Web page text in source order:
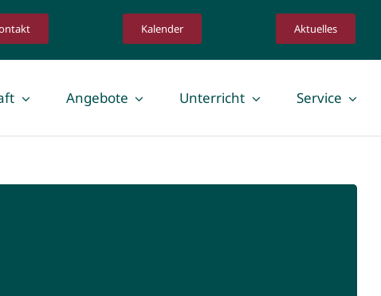
Kalender Aktuelles
Angebote Unterricht Service